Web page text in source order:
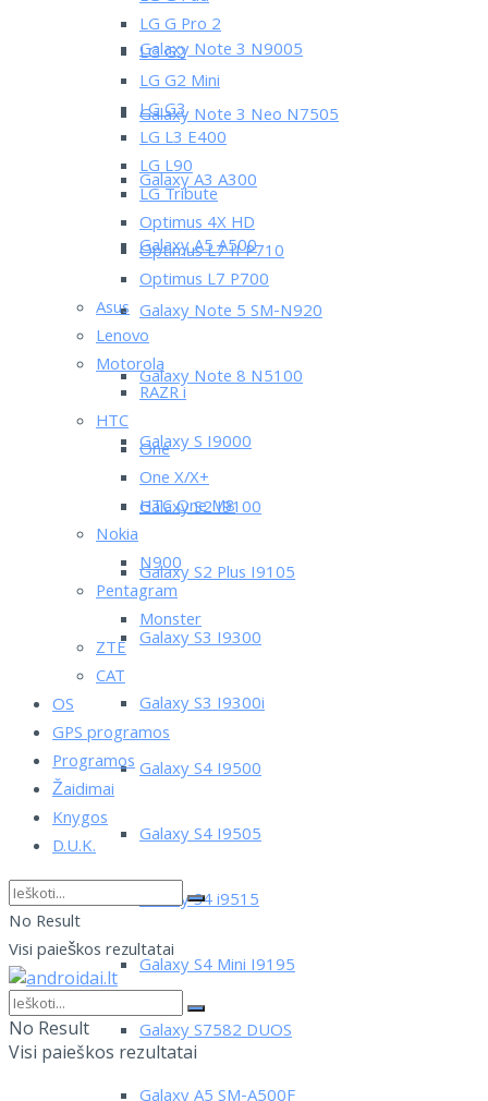
Galaxy Note 3 N9005
Galaxy Note 3 Neo N7505
Galaxy A3 A300
Galaxy A5 A500
Galaxy Note 5 SM-N920
Galaxy Note 8 N5100
Galaxy S I9000
Galaxy S2 I9100
Galaxy S2 Plus I9105
Galaxy S3 I9300
Galaxy S3 I9300i
Galaxy S4 I9500
Galaxy S4 I9505
Galaxy S4 i9515
Galaxy S4 Mini I9195
Galaxy S7582 DUOS
LG G Pro 2
LG G2
LG G2 Mini
LG G3
LG L3 E400
LG L90
LG Tribute
Optimus 4X HD
Optimus L7 II P710
Optimus L7 P700
Asus
Lenovo
Motorola
RAZR i
HTC
One
One X/X+
HTC One M8
Nokia
N900
Pentagram
Monster
ZTE
CAT
OS
GPS programos
Programos
Žaidimai
Knygos
D.U.K.
No Result
Visi paieškos rezultatai
No Result
Visi paieškos rezultatai